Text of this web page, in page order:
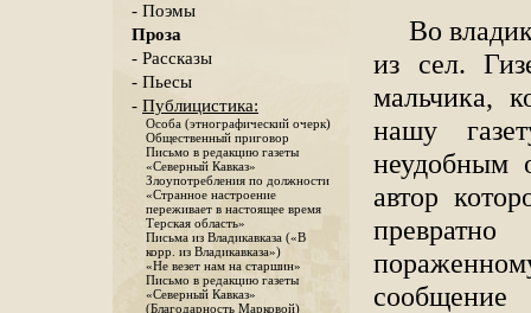
- Поэмы
Проза
- Рассказы
- Пьесы
- Публицистика:
Особа (этнографический очерк)
Общественный приговор
Письмо в редакцию газеты
«Северный Кавказ»
Злоупотребления по должности
«Странное настроение
переживает в настоящее время
Терская область»
Письма из Владикавказа («В
корр. из Владикавказа»)
«Не везет нам на старшин»
Письмо в редакцию газеты
«Северный Кавказ»
(Благодарность Марковой)
Во
из сел.
мальчика,
нашу
неудобным
автор